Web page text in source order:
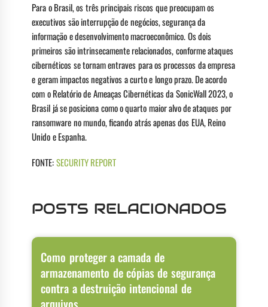
Para o Brasil, os três principais riscos que preocupam os
executivos são interrupção de negócios, segurança da
informação e desenvolvimento macroeconômico. Os dois
primeiros são intrinsecamente relacionados, conforme ataques
cibernéticos se tornam entraves para os processos da empresa
e geram impactos negativos a curto e longo prazo. De acordo
com o Relatório de Ameaças Cibernéticas da SonicWall 2023, o
Brasil já se posiciona como o quarto maior alvo de ataques por
ransomware no mundo, ficando atrás apenas dos EUA, Reino
Unido e Espanha.
FONTE:SECURITY REPORT
POSTS RELACIONADOS
Como proteger a camada de
armazenamento de cópias de segurança
contra a destruição intencional de
arquivos